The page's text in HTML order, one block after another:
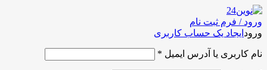
ورود / فرم ثبت نام
ورود ایجاد یک حساب کاربری
نام کاربری یا آدرس ایمیل *